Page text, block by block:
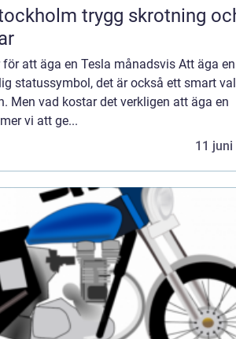
skrotning och
att äga en Tesla månadsvis Att äga en
statussymbol, det är också ett smart
Men vad kostar det verkligen att äga en
vi att ge...
11 juni